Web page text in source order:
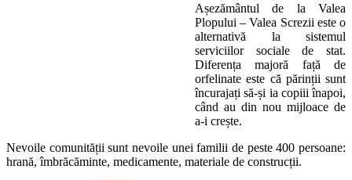
Așezământul de la Valea
Plopului – Valea Screzii este o
alternativă la sistemul
serviciilor sociale de stat.
Diferența majoră față de
orfelinate este că părinții sunt
încurajați să-și ia copiii înapoi,
când au din nou mijloace de
a-i crește.
Nevoile comunității sunt nevoile unei familii de peste 400 persoane:
hrană, îmbrăcăminte, medicamente, materiale de construcții.